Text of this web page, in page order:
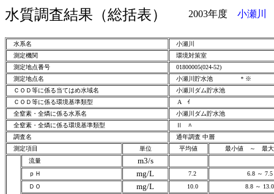
水質調査結果（総括表） 2003年度 小瀬川
水系名
小瀬川
測定機関
環境対策室
測定地点番号
01800005(024-52)
測定地点名
小瀬川貯水
ＣＯＤ等に係る当てはめ水域名
小瀬川ダム貯水池
ＣＯＤ等に係る環境基準類型
A ｲ
全窒素・全燐に係る水系名
小瀬川ダム貯水池
全窒素・全燐に係る環境基準類型
Ⅱ ﾊ
調査名
通年調査 中層
測定項目
単位 平均値 最小値 ～ 最
流量 m3/s
ｐＨ mg/L 7.2
6.8 ～ 7.5
ＤＯ
mg/L 10.0
8.8 ～ 13.0